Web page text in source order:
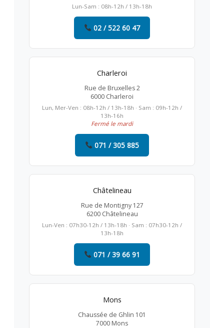
Lun-Sam : 08h-12h / 13h-18h
02 / 522 60 47
Charleroi
Rue de Bruxelles 2
6000 Charleroi
Lun, Mer-Ven : 08h-12h / 13h-18h · Sam : 09h-12h /
13h-16h
Fermé le mardi
071 / 305 885
Châtelineau
Rue de Montigny 127
6200 Châtelineau
Lun-Ven : 07h30-12h / 13h-18h · Sam : 07h30-12h /
13h-18h
071 / 39 66 91
Mons
Chaussée de Ghlin 101
7000 Mons